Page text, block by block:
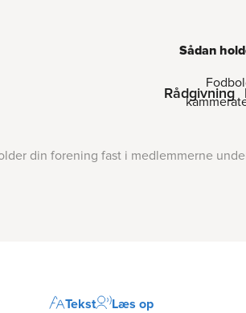
Rådgivning
din forening fast i medlemmerne
Sådan
Tekst Læs op